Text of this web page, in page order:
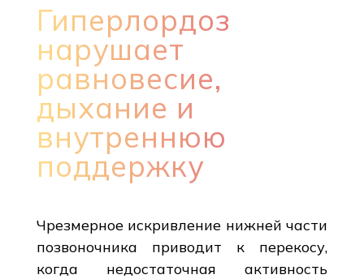
Гиперлордоз
нарушает
равновесие,
дыхание и
внутреннюю
поддержку
Чрезмерное искривление нижней части
позвоночника приводит к перекосу,
когда недостаточная активность